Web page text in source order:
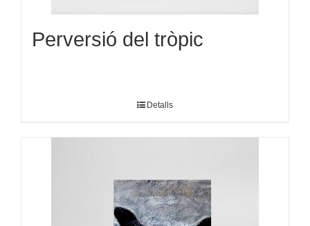
Perversió del tròpic
Detalls